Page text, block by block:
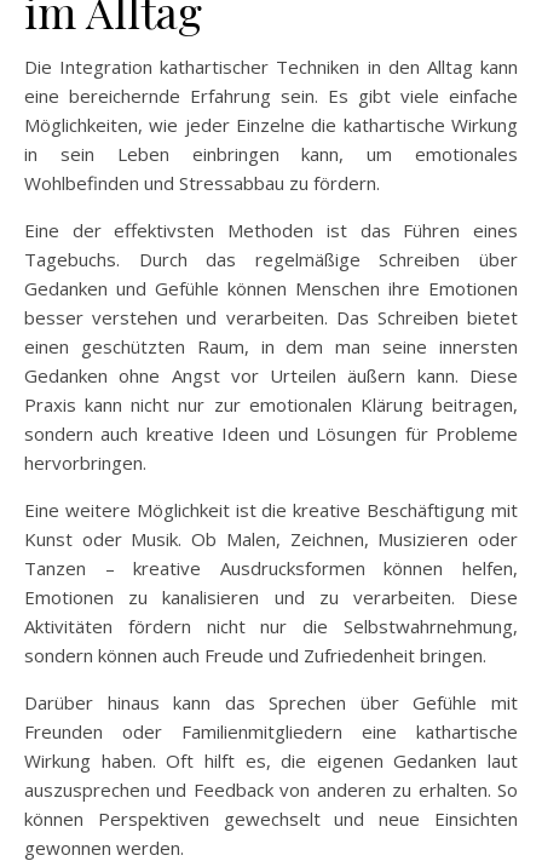
Die Integration kathartischer Techniken in den Alltag kann
eine bereichernde Erfahrung sein. Es gibt viele einfache
Möglichkeiten, wie jeder Einzelne die kathartische Wirkung
in sein Leben einbringen kann, um emotionales
Wohlbefinden und Stressabbau zu fördern.
Eine der effektivsten Methoden ist das Führen eines
Tagebuchs. Durch das regelmäßige Schreiben über
Gedanken und Gefühle können Menschen ihre Emotionen
besser verstehen und verarbeiten. Das Schreiben bietet
einen geschützten Raum, in dem man seine innersten
Gedanken ohne Angst vor Urteilen äußern kann. Diese
Praxis kann nicht nur zur emotionalen Klärung beitragen,
sondern auch kreative Ideen und Lösungen für Probleme
hervorbringen.
Eine weitere Möglichkeit ist die kreative Beschäftigung mit
Kunst oder Musik. Ob Malen, Zeichnen, Musizieren oder
Tanzen – kreative Ausdrucksformen können helfen,
Emotionen zu kanalisieren und zu verarbeiten. Diese
Aktivitäten fördern nicht nur die Selbstwahrnehmung,
sondern können auch Freude und Zufriedenheit bringen.
Darüber hinaus kann das Sprechen über Gefühle mit
Freunden oder Familienmitgliedern eine kathartische
Wirkung haben. Oft hilft es, die eigenen Gedanken laut
auszusprechen und Feedback von anderen zu erhalten. So
können Perspektiven gewechselt und neue Einsichten
gewonnen werden.